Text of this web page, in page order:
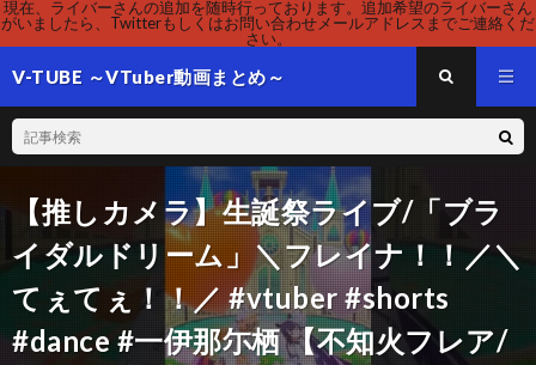
現在、ライバーさんの追加を随時行っております。追加希望のライバーさん
がいましたら、Twitterもしくはお問い合わせメールアドレスまでご連絡くだ
さい。
V-TUBE ～VTuber動画まとめ～
【推しカメラ】生誕祭ライブ/「ブラ
イダルドリーム」＼フレイナ！！／＼
てぇてぇ！！／ #vtuber #shorts
#dance #一伊那尓栖 【不知火フレア/